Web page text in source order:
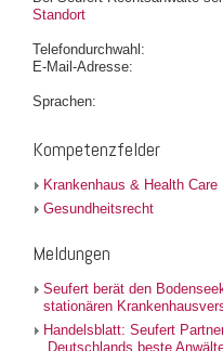
Standort
Telefondurchwahl:
E-Mail-Adresse:
Sprachen:
Kompetenzfelder
Krankenhaus & Health Care
Gesundheitsrecht
Meldungen
Seufert berät den
stationären
Handelsblatt: Seufert
„Deutschlands beste